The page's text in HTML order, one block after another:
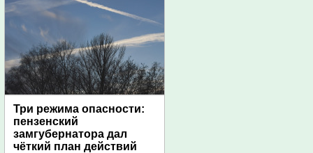
Три режима опасности:
пензенский
замгубернатора дал
чёткий план действий